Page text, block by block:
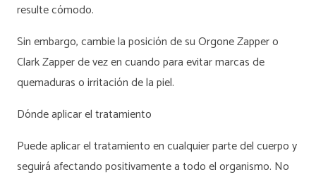
resulte cómodo.
Sin embargo, cambie la posición de su Orgone Zapper o
Clark Zapper de vez en cuando para evitar marcas de
quemaduras o irritación de la piel.
Dónde aplicar el tratamiento
Puede aplicar el tratamiento en cualquier parte del cuerpo y
seguirá afectando positivamente a todo el organismo. No